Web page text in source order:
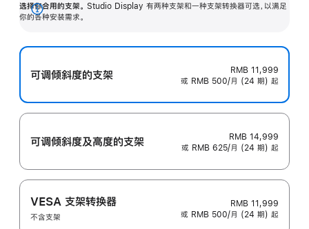
选择你合用的支架。 Studio Display 有两种支架和一种支架转换器可选，以满足
你的各种安装需求。
展
可调倾斜度的支架
RMB 11,999
或 RMB 500/月 (24 期) 起
可调倾斜度及高‍度的支‍架
RMB 14,999
或 RMB 625/月 (24 期) 起
VESA 支架转换器
不含支架
RMB 11,999
或 RMB 500/月 (24 期) 起